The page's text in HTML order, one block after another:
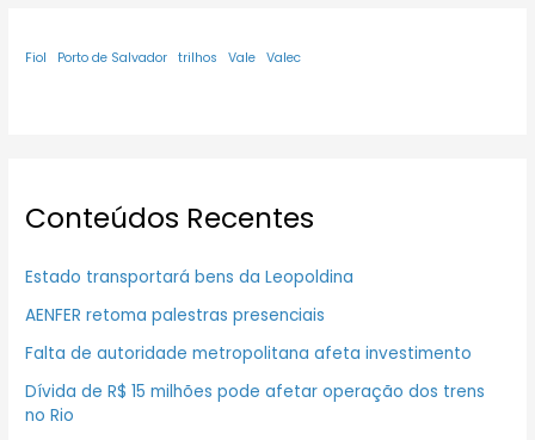
Fiol Porto de Salvador trilhos Vale Valec
Conteúdos Recentes
Estado transportará bens da Leopoldina
AENFER retoma palestras presenciais
Falta de autoridade metropolitana afeta investimento
Dívida de R$ 15 milhões pode afetar operação dos trens
no Rio